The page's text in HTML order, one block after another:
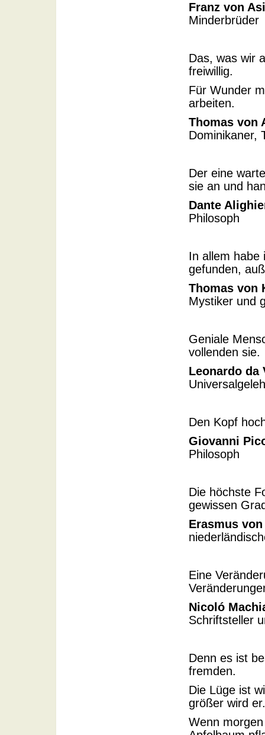
Franz von
Minderbrüder
Das, was wir
freiwillig.
Für Wunder
arbeiten.
Thomas von
Dominikaner,
Der eine
sie an und
Dante
Philosoph
In allem habe
gefunden,
Thomas von
Mystiker und
Geniale
vollenden sie.
Leonardo da
Den Kopf
Giovanni
Philosoph
Die höchste
gewissen
Erasmus
Eine
Nicoló
Schriftsteller
Denn es ist
fremden.
Die Lüge ist
größer wird er.
Wenn